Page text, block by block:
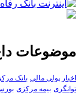
موضوعات
اخبار پولی مالی بانک
توانگری بیمه مرکزی